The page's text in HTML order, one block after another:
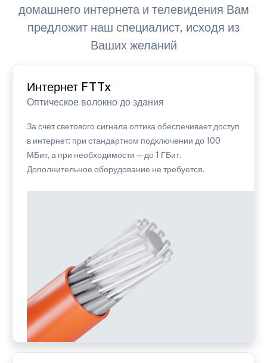
домашнего интернета и телевидения Вам
предложит наш специалист, исходя из
Ваших желаний
Интернет FTTx
Оптическое волокно до здания
За счет светового сигнала оптика обеспечивает доступ
в интернет: при стандартном подключении до 100
МБит, а при необходимости — до 1 ГБит.
Дополнительное оборудование не требуется.